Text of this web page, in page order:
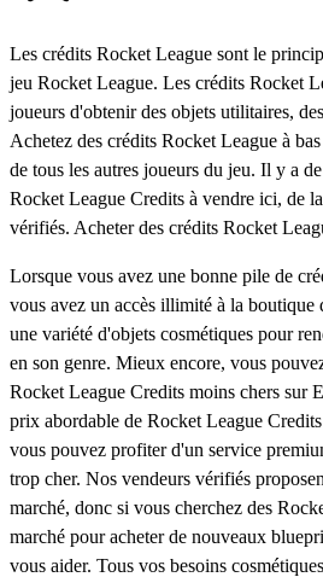
Les crédits Rocket League sont le
jeu Rocket League. Les crédits Rocket
joueurs d'obtenir des objets utilitaires,
Achetez des crédits Rocket League à
de tous les autres joueurs du jeu. Il y a
Rocket League Credits à vendre ici, de
vérifiés. Acheter des crédits Rocket
Lorsque vous avez une bonne pile de
vous avez un accès illimité à la boutique
une variété d'objets cosmétiques pour
en son genre. Mieux encore, vous
Rocket League Credits moins chers sur
prix abordable de Rocket League
vous pouvez profiter d'un service
trop cher. Nos vendeurs vérifiés
marché, donc si vous cherchez des
marché pour acheter de nouveaux
vous aider. Tous vos besoins